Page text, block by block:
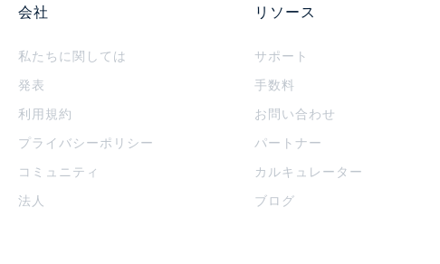
会社
私たちに関しては
発表
利用規約
プライバシーポリシー
コミュニティ
法人
リソース
サポート
手数料
お問い合わせ
パートナー
カルキュレーター
ブログ